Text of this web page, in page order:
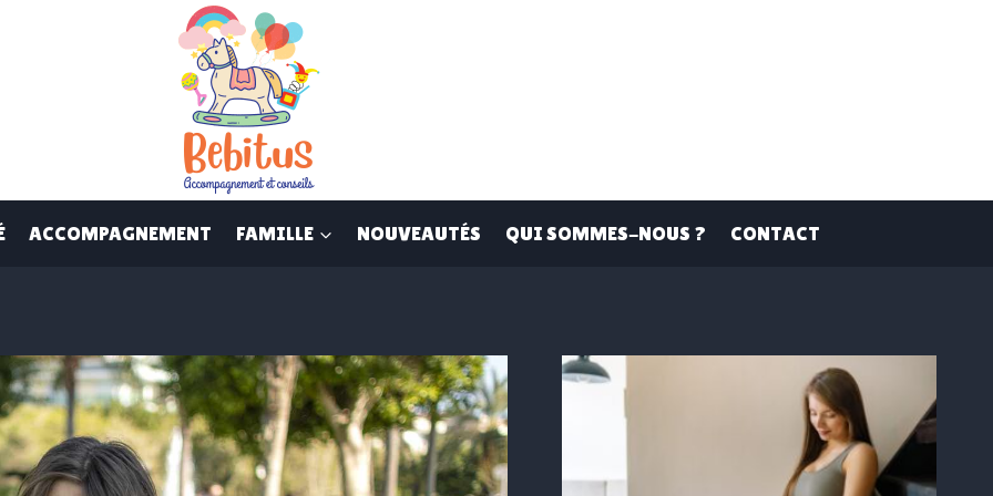
ACCOMPAGNEMENT FAMILLE NOUVEAUTÉS QUI SOMMES-NOUS ? CONTACT